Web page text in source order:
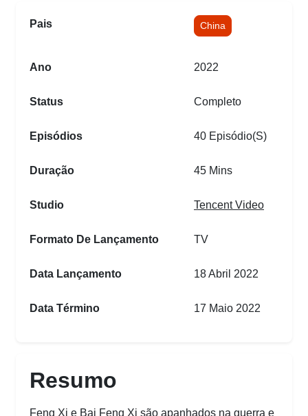
Pais China
Ano 2022
Status Completo
Episódios 40 Episódio(s)
Duração 45 Mins
Studio Tencent Video
Formato De Lançamento TV
Data Lançamento 18 Abril 2022
Data Término 17 Maio 2022
Resumo
Feng Xi e Bai Feng Xi são apanhados na guerra e